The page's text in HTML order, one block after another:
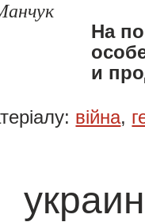
На
и
війна,